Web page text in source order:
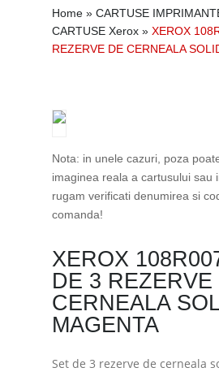
Home » CARTUSE
CARTUSE Xerox » XEROX
REZERVE DE CERNEALA
Nota: in unele cazuri, poza
imaginea reala a cartusului sau
rugam verificati denumirea si
comanda!
XEROX
DE 3 REZERVE
CERNEALA
MAGENTA
Set de 3 rezerve de cerneala